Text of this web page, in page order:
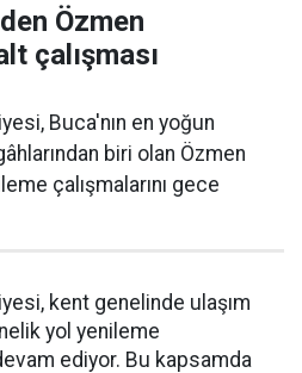
Özmen
çalışması
Buca'nın en yoğun
biri olan Özmen
çalışmalarını gece
kent genelinde ulaşım
yol yenileme
ediyor. Bu kapsamda